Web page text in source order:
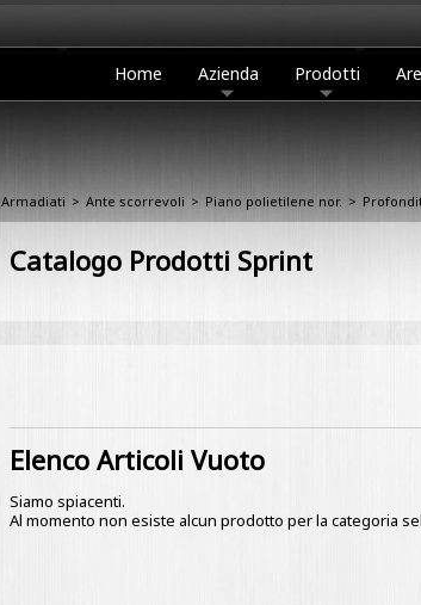
Home Azienda Prodotti
Armadiati > Ante scorrevoli > Piano polietilene nor. >
Catalogo Prodotti Sprint
Elenco Articoli Vuoto
Siamo spiacenti.
Al momento non esiste alcun prodotto per la categoria